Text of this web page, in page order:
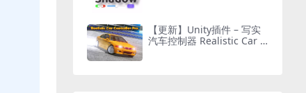
【更新】Unity插件 – 写实
汽车控制器 Realistic Car C